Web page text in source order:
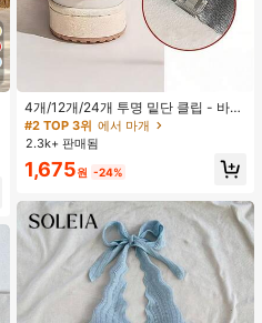
4개/12개/24개 투명 밑단 클립 - 바지
밑단 끌림 방지를 위한 심리스 무봉제
조절기, 의류 수선 및 깔끔한 바지 길
이 맞춤을 위한 숨겨진 밑단 조절 클립
(랜덤 색상)
#2 TOP 3위 에서 마개
2.3k+ 판매됨
1,675원 -24%